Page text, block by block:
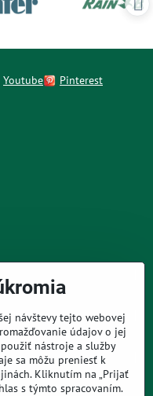
Youtube Pinterest
návštevy tejto webovej
údajov o jej
nástroje a služby
sa môžu preniesť k
Kliknutím na „Prijať
s týmto spracovaním.